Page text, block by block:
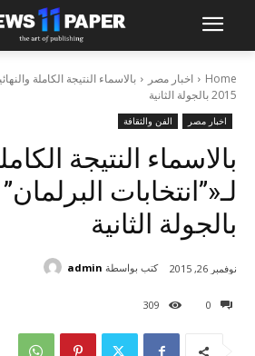
Home اخبار مصر
بالاسماء النتيجة الكاملة
2015 بالجولة الثانية
اخبار مصر الفن والثقافة
بالاسماء النتيجة
بالجولة الثانية
0
309
نوفمبر 26, 2015 كتب بواسطة admin